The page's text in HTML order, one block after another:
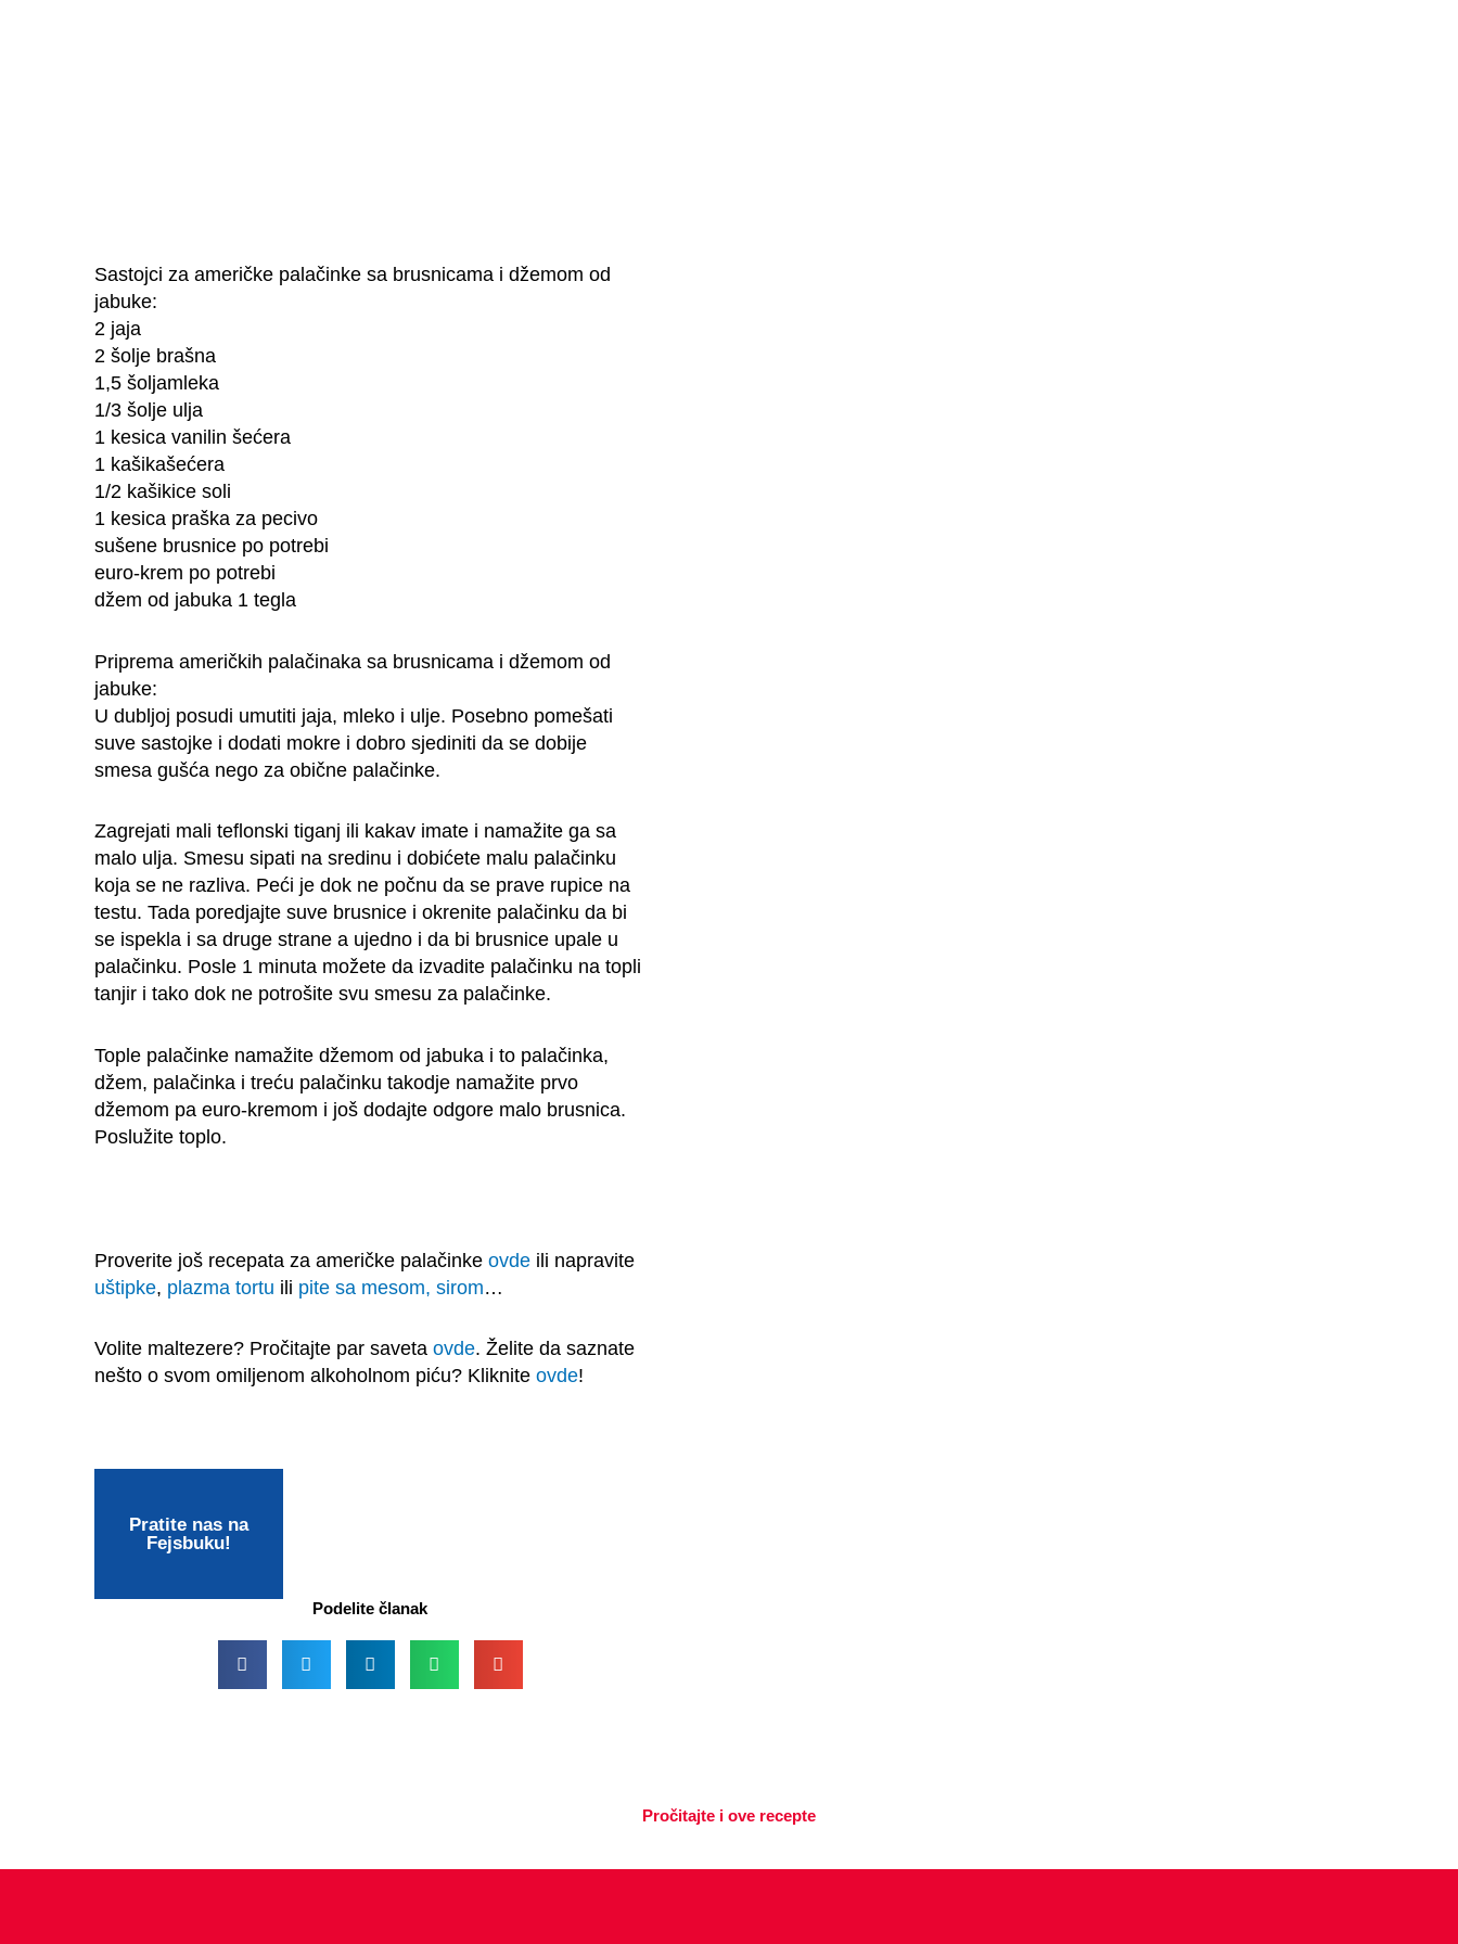
Sastojci za američke palačinke sa brusnicama i džemom od
jabuke:
2 jaja
2 šolje brašna
1,5 šoljamleka
1/3 šolje ulja
1 kesica vanilin šećera
1 kašikašećera
1/2 kašikice soli
1 kesica praška za pecivo
sušene brusnice po potrebi
euro-krem po potrebi
džem od jabuka 1 tegla
Priprema američkih palačinaka sa brusnicama i džemom od
jabuke:
U dubljoj posudi umutiti jaja, mleko i ulje. Posebno pomešati
suve sastojke i dodati mokre i dobro sjediniti da se dobije
smesa gušća nego za obične palačinke.
Zagrejati mali teflonski tiganj ili kakav imate i namažite ga sa
malo ulja. Smesu sipati na sredinu i dobićete malu palačinku
koja se ne razliva. Peći je dok ne počnu da se prave rupice na
testu. Tada poredjajte suve brusnice i okrenite palačinku da bi
se ispekla i sa druge strane a ujedno i da bi brusnice upale u
palačinku. Posle 1 minuta možete da izvadite palačinku na topli
tanjir i tako dok ne potrošite svu smesu za palačinke.
Tople palačinke namažite džemom od jabuka i to palačinka,
džem, palačinka i treću palačinku takodje namažite prvo
džemom pa euro-kremom i još dodajte odgore malo brusnica.
Poslužite toplo.
Proverite još recepata za američke palačinke ovde ili napravite
uštipke, plazma tortu ili pite sa mesom, sirom…
Volite maltezere? Pročitajte par saveta ovde. Želite da saznate
nešto o svom omiljenom alkoholnom piću? Kliknite ovde!
Pratite nas na
Fejsbuku!
Podelite članak
Pročitajte i ove recepte